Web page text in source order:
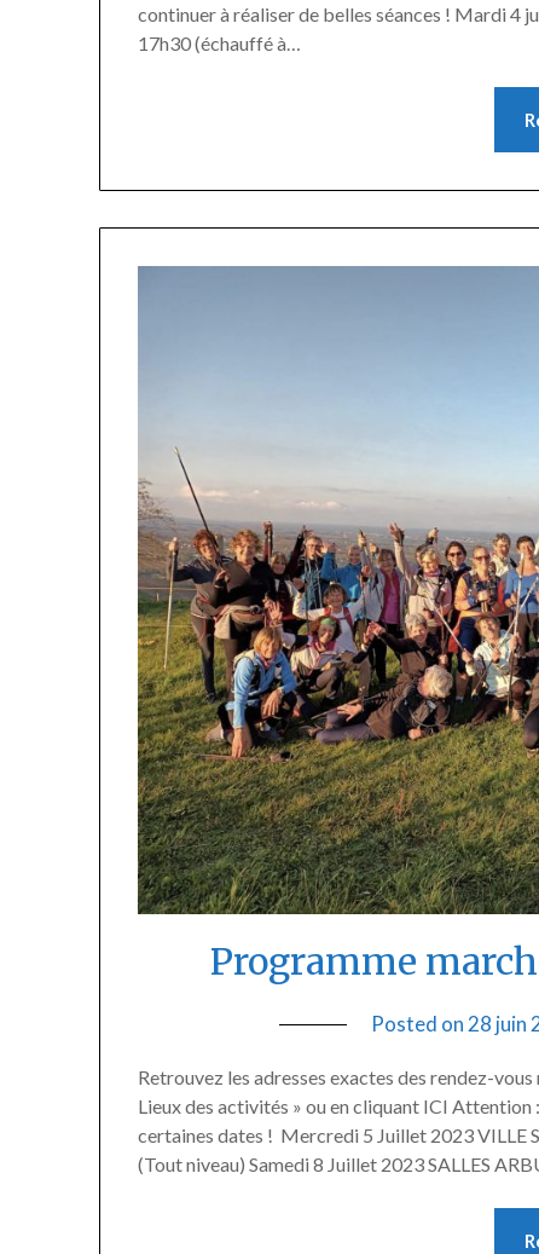
continuer à réaliser de belles séances ! Mardi 4
17h30 (échauffé à…
Programme
Posted on28 juin
Retrouvez les adresses exactes des rendez-
Lieux des activités » ou en cliquant ICI
certaines dates ! Mercredi 5 Juillet 2023 VILLE
(Tout niveau) Samedi 8 Juillet 2023 SALLES